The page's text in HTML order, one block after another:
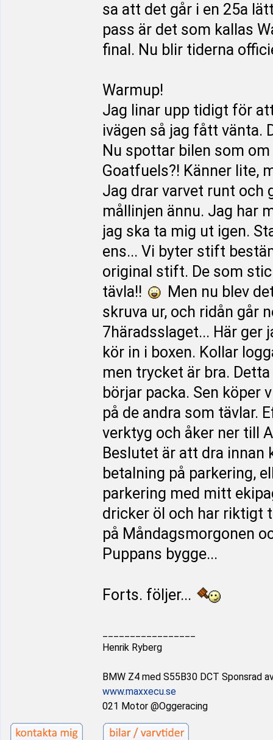
sa att det går i en 25a
pass är det som kallas
final. Nu blir tiderna
Warmup!
Jag linar upp tidigt för
ivägen så jag fått vänta.
Nu spottar bilen som
Goatfuels?! Känner lite,
Jag drar varvet runt och
mållinjen ännu. Jag har
jag ska ta mig ut igen.
ens... Vi byter stift
original stift. De som
tävla!!
Men nu blev
skruva ur, och ridån går
7häradsslaget... Här ger
kör in i boxen. Kollar
men trycket är bra.
börjar packa. Sen köper
på de andra som tävlar.
verktyg och åker ner till
Beslutet är att dra innan
betalning på parkering,
parkering med mitt
dricker öl och har riktigt
på Måndagsmorgonen
Puppans bygge...
Forts. följer...
Henrik Ryberg
BMW Z4 med S55B30 DCT Sponsrad
www.maxxecu.se
021 Motor @Oggeracing